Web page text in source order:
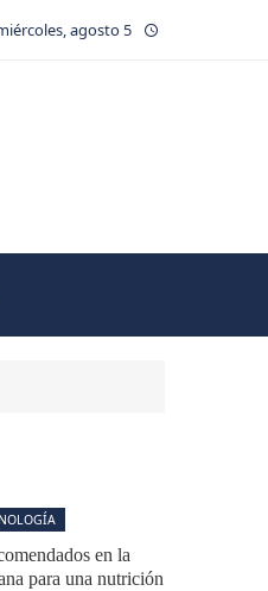
agosto 5
en la
para una nutrición